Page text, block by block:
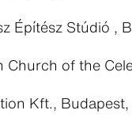
Építész Stúdió ,
Church of the
Kft.,